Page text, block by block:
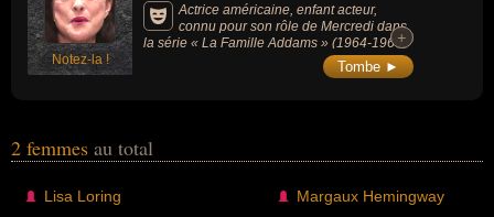
Notez-la !
Actrice américaine, enfant acteur,
connu pour son rôle de Mercredi dans
la série « La Famille Addams » (1964-1966,
+
+
Tombe ►
2 femmes au total
Lisa Loring Margaux Hemingway